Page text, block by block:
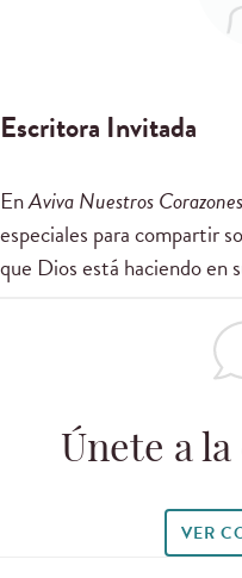
Escritora Invitada
EnAviva Nuestros Corazones
especiales para compartir
que Dios está haciendo en
Únete a
VER